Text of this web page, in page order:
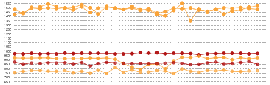
650
700
750
800
850
900
950
1000
1050
1100
1150
1200
1250
1300
1350
1400
1450
1500
1550